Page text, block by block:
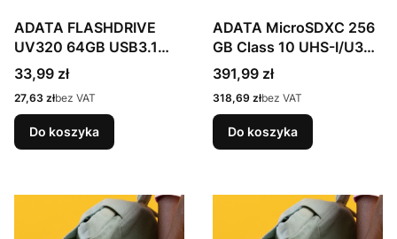
ADATA FLASHDRIVE
UV320 64GB USB3.1
White-Green
Cena
33,99 zł
Cena
27,63 złbez VAT
Do koszyka
ADATA MicroSDXC 256
GB Class 10 UHS-I/U3
A2 V30
Cena
391,99 zł
Cena
318,69 złbez VAT
Do koszyka